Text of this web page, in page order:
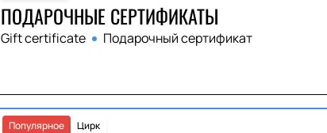
ПОДАРОЧНЫЕ СЕРТИФИКАТЫ
Gift certificate Подарочный сертификат
Цирк
Популярное